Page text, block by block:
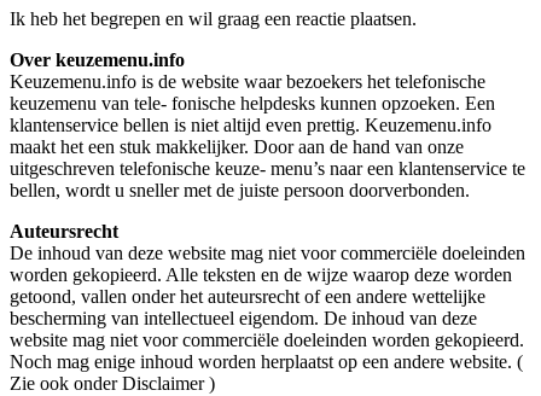
Ik heb het begrepen en wil graag een reactie plaatsen.
Over keuzemenu.info
Keuzemenu.info is de website waar bezoekers het telefonische
keuzemenu van tele- fonische helpdesks kunnen opzoeken. Een
klantenservice bellen is niet altijd even prettig. Keuzemenu.info
maakt het een stuk makkelijker. Door aan de hand van onze
uitgeschreven telefonische keuze- menu’s naar een klantenservice te
bellen, wordt u sneller met de juiste persoon doorverbonden.
Auteursrecht
De inhoud van deze website mag niet voor commerciële doeleinden
worden gekopieerd. Alle teksten en de wijze waarop deze worden
getoond, vallen onder het auteursrecht of een andere wettelijke
bescherming van intellectueel eigendom. De inhoud van deze
website mag niet voor commerciële doeleinden worden gekopieerd.
Noch mag enige inhoud worden herplaatst op een andere website. (
Zie ook onder Disclaimer )